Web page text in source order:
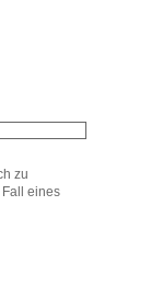
zu
eines